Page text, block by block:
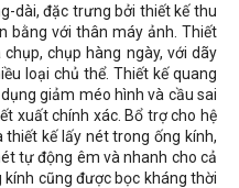
dài, đặc trưng bởi thiết kế thu
bằng với thân máy ảnh. Thiết
chụp hàng ngày, với dãy
loại chủ thể. Thiết kế quang
giảm méo hình và cầu sai
xuất chính xác. Bổ trợ cho hệ
kế lấy nét trong ống kính,
tự động êm và nhanh cho cả
cũng được bọc kháng thời